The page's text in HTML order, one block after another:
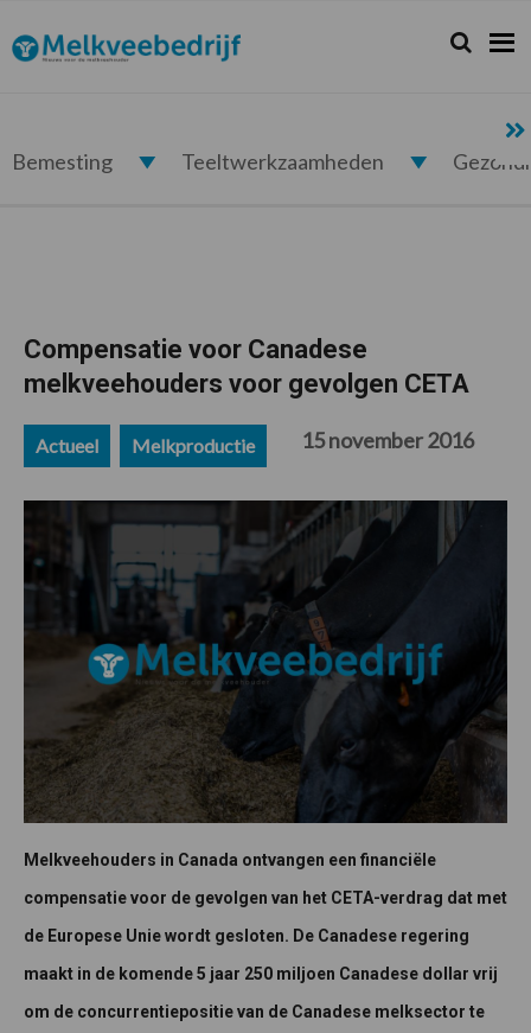
de
hoofdnavigatie
de
hoofd
de
eerste
de
voettekst
Melkveebedrijf.nl Zoeken...
Zoek
Bemesting Teeltwerkzaamheden
Compensatie voor Canadese
melkveehouders voor gevolgen CETA
Actueel Melkproductie 15 november 2016
Melkveehouders in Canada ontvangen een financiële
compensatie voor de gevolgen van het CETA-verdrag dat met
de Europese Unie wordt gesloten. De Canadese regering
maakt in de komende 5 jaar 250 miljoen Canadese dollar vrij
om de concurrentiepositie van de Canadese melksector te